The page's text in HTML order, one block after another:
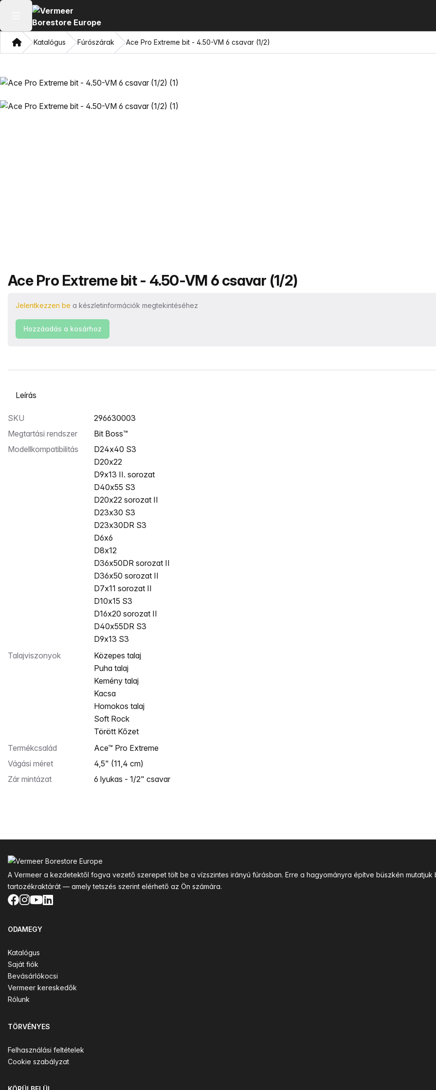
Főmenü megnyitása
OtthonKatalógus Fúrószárak Ace Pro Extreme bit - 4.50-VM 6 csavar (1/2)
Termék neve
Ace Pro Extreme bit - 4.50-VM 6 csavar (1/2)
Jelentkezzen be a készletinformációk megtekintéséhez
Hozzáadás a kosárhoz
Válasszon ki egy lapot
SKU
296630003
Megtartási rendszer
Bit Boss™
Modellkompatibilitás
D24x40 S3
D20x22
D9x13 II. sorozat
D40x55 S3
D20x22 sorozat II
D23x30 S3
D23x30DR S3
D6x6
D8x12
D36x50DR sorozat II
D36x50 sorozat II
D7x11 sorozat II
D10x15 S3
D16x20 sorozat II
D40x55DR S3
D9x13 S3
Talajviszonyok
Közepes talaj
Puha talaj
Kemény talaj
Kacsa
Homokos talaj
Soft Rock
Törött Kőzet
Termékcsalád
Ace™ Pro Extreme
Vágási méret
4,5" (11,4 cm)
Zár mintázat
6 lyukas - 1/2" csavar
A Vermeer a kezdetektől fogva vezető szerepet tölt be a vízszintes irányú fúrásban. Erre a hagyományra építve büszkén mutatjuk
tartozékraktárát — amely tetszés szerint elérhető az Ön számára.
Facebook
Instagram
YouTube
LinkedIn
ODAMEGY
Katalógus
Saját fiók
Bevásárlókocsi
Vermeer kereskedők
Rólunk
TÖRVÉNYES
Felhasználási feltételek
Cookie szabályzat